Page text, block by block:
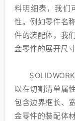
料明细表，我们
性。例如零件名
件的装配体，我
金零件的展开尺寸
以在切割清单属
包含边界框长、
金零件的装配体